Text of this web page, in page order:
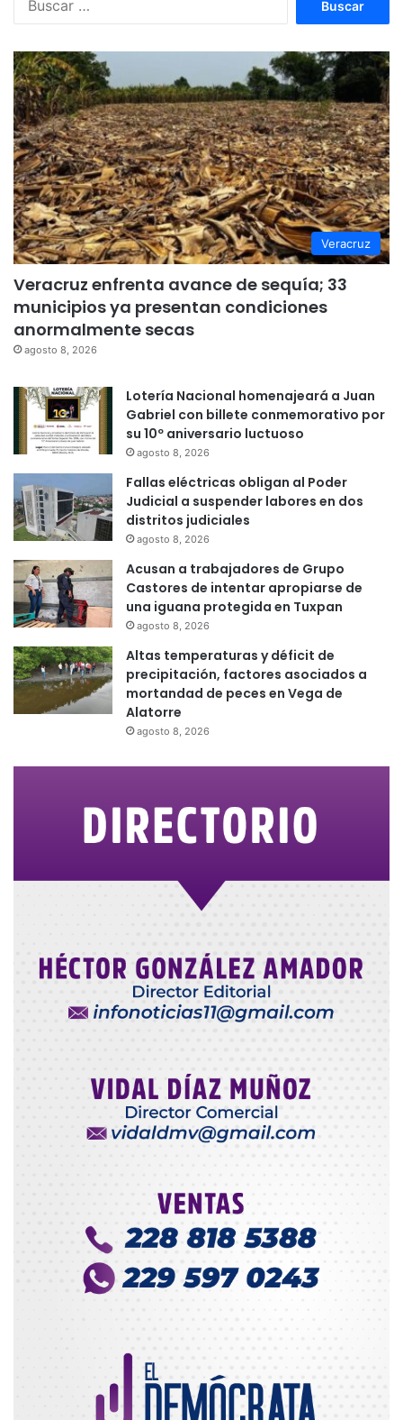
Veracruz
Veracruz enfrenta avance de sequía; 33
municipios ya presentan condiciones
anormalmente secas
agosto 8, 2026
Lotería Nacional homenajeará a Juan
Gabriel con billete conmemorativo por
su 10º aniversario luctuoso
agosto 8, 2026
Fallas eléctricas obligan al Poder
Judicial a suspender labores en dos
distritos judiciales
agosto 8, 2026
Acusan a trabajadores de Grupo
Castores de intentar apropiarse de
una iguana protegida en Tuxpan
agosto 8, 2026
Altas temperaturas y déficit de
precipitación, factores asociados a
mortandad de peces en Vega de
Alatorre
agosto 8, 2026